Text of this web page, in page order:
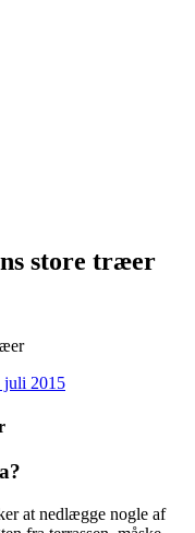
store træer
juli 2015
at nedlægge nogle af